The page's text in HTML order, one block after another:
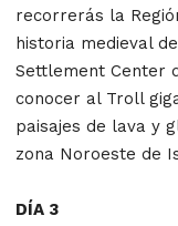
recorrerás la
historia medieval
Settlement Center
conocer al Troll
paisajes de lava y
zona Noroeste de
DÍA 3